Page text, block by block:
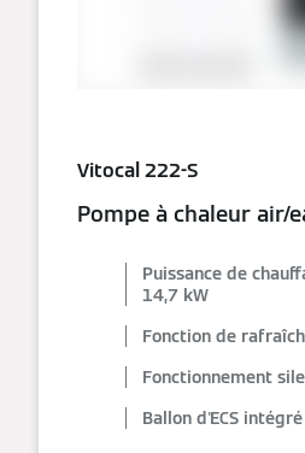
Vitocal 222-S
Pompe à chaleur air/
Puissance de
14,7 kW
Fonction de
Fonctionnement
Ballon d'ECS intégré